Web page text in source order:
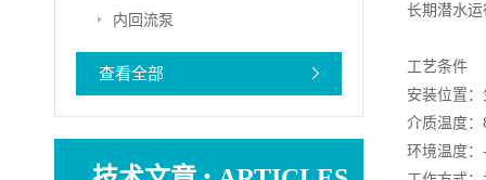
内回流泵
查看全部
长期潜水
工艺条件
安装位置
介质温度
环境温度